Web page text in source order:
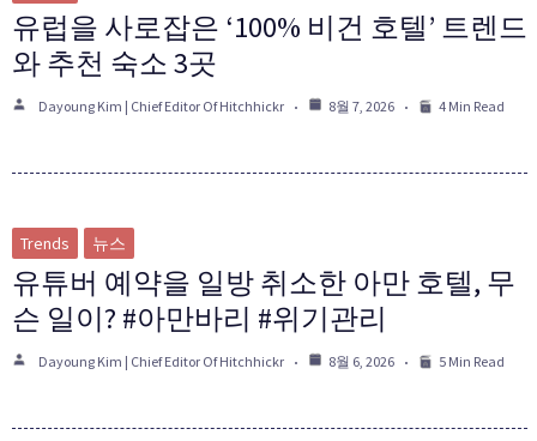
유럽을 사로잡은 ‘100% 비건 호텔’ 트렌드
와 추천 숙소 3곳
Dayoung Kim | Chief Editor Of Hitchhickr 8월 7, 2026 4 Min Read
Trends 뉴스
유튜버 예약을 일방 취소한 아만 호텔, 무
슨 일이? #아만바리 #위기관리
Dayoung Kim | Chief Editor Of Hitchhickr 8월 6, 2026 5 Min Read